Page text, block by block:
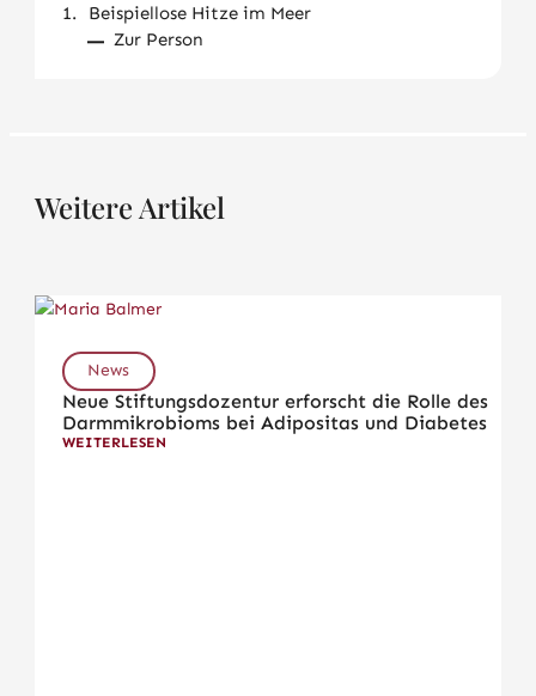
Beispiellose Hitze im Meer
Zur Person
Weitere Artikel
News
Neue Stiftungsdozentur erforscht die Rolle des
Darmmikrobioms bei Adipositas und Diabetes
WEITERLESEN